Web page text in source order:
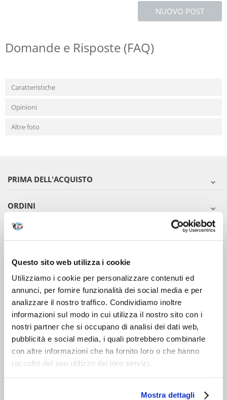
Questo sito web utilizza i cookie
Utilizziamo i cookie per personalizzare contenuti ed
annunci, per fornire funzionalità dei social media e per
analizzare il nostro traffico. Condividiamo inoltre
informazioni sul modo in cui utilizza il nostro sito con i
nostri partner che si occupano di analisi dei dati web,
pubblicità e social media, i quali potrebbero combinarle
con altre informazioni che ha fornito loro o che hanno
raccolto dal suo utilizzo dei loro servizi.
Mostra dettagli
NUOVO POST
Domande e Risposte (FAQ)
Caratteristiche
Opinioni
Altre foto
PRIMA DELL'ACQUISTO
ORDINI
DOPO L'ACQUISTO
VIENI A CONOSCERCI